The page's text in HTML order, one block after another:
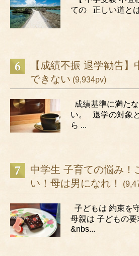
ての 正しい道と
【成績不振 退学勧告
できない (9,934pv)
成績基準に満た
い。 退学の対
ら ...
中学生 子育ての悩み！
い！母は男になれ！
子どもは 約束
母親は 子どもの
&nbs...